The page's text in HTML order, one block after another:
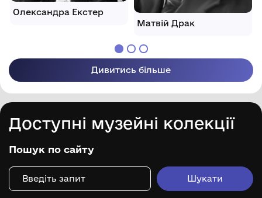
Олександра Екстер
Матвій Драк
Дивитись більше
Доступні музейні колекції
Пошук по сайту